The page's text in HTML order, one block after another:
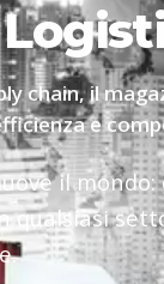
chain, il
e
il
qualsiasi